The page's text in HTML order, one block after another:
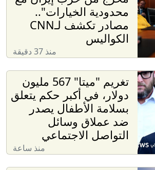
محدودية الخيارات"..
مصادر تكشف لـCNN
الكواليس
منذ 37 دقيقة
تغريم "ميتا" 567 مليون
دولار، في أكبر حكم يتعلق
بسلامة الأطفال يصدر
ضد عملاق وسائل
التواصل الاجتماعي
منذ ساعة